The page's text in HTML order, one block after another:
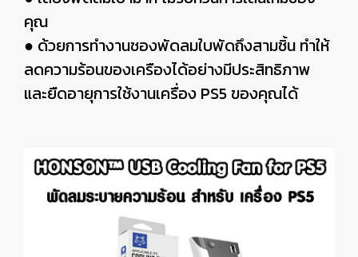
คุณ
● ด้วยการทำงานชองพัดลมใบพัดถึงสามชิ้น ทำให้
ลดความร้อนของเครืองได้อย่างมีประสิทธิภาพ
และยืดอายุการใช้งานเครื่อง PS5 ของคุณได้